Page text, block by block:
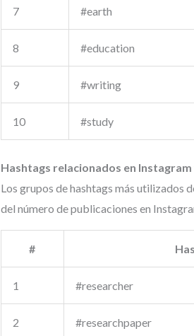
7 #earth
8 #education
9 #writing
10 #study
Hashtags relacionados en
Los grupos de hashtags más utilizados
del número de publicaciones en
#
1 #researcher
2 #researchpaper